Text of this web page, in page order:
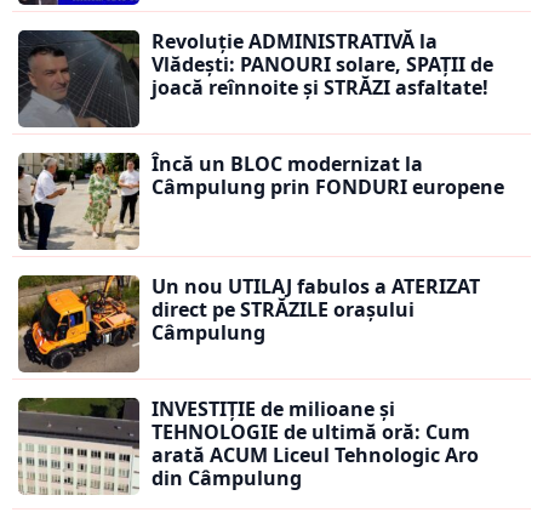
Revoluție ADMINISTRATIVĂ la
Vlădești: PANOURI solare, SPAȚII de
joacă reînnoite și STRĂZI asfaltate!
Încă un BLOC modernizat la
Câmpulung prin FONDURI europene
Un nou UTILAJ fabulos a ATERIZAT
direct pe STRĂZILE orașului
Câmpulung
INVESTIȚIE de milioane și
TEHNOLOGIE de ultimă oră: Cum
arată ACUM Liceul Tehnologic Aro
din Câmpulung